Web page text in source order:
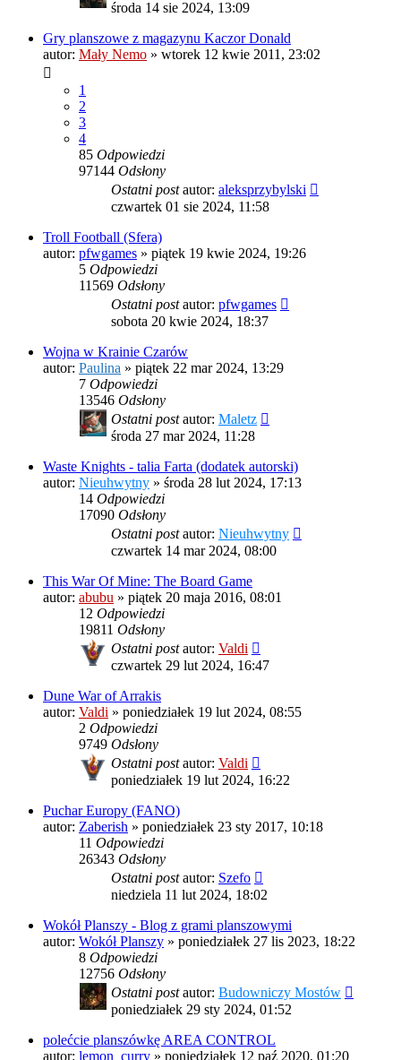
środa 14 sie 2024, 13:09
Gry planszowe z magazynu Kaczor Donald
autor: Mały Nemo » wtorek 12 kwie 2011, 23:02
1
2
3
4
85 Odpowiedzi
97144 Odsłony
Ostatni postautor: aleksprzybylski
czwartek 01 sie 2024, 11:58
Troll Football (Sfera)
autor: pfwgames » piątek 19 kwie 2024, 19:26
5 Odpowiedzi
11569 Odsłony
Ostatni postautor: pfwgames
sobota 20 kwie 2024, 18:37
Wojna w Krainie Czarów
autor: Paulina » piątek 22 mar 2024, 13:29
7 Odpowiedzi
13546 Odsłony
Ostatni postautor: Maletz
środa 27 mar 2024, 11:28
Waste Knights - talia Farta (dodatek autorski)
autor: Nieuhwytny » środa 28 lut 2024, 17:13
14 Odpowiedzi
17090 Odsłony
Ostatni postautor: Nieuhwytny
czwartek 14 mar 2024, 08:00
This War Of Mine: The Board Game
autor: abubu » piątek 20 maja 2016, 08:01
12 Odpowiedzi
19811 Odsłony
Ostatni postautor: Valdi
czwartek 29 lut 2024, 16:47
Dune War of Arrakis
autor: Valdi » poniedziałek 19 lut 2024, 08:55
2 Odpowiedzi
9749 Odsłony
Ostatni postautor: Valdi
poniedziałek 19 lut 2024, 16:22
Puchar Europy (FANO)
autor: Zaberish » poniedziałek 23 sty 2017, 10:18
11 Odpowiedzi
26343 Odsłony
Ostatni postautor: Szefo
niedziela 11 lut 2024, 18:02
Wokół Planszy - Blog z grami planszowymi
autor: Wokół Planszy » poniedziałek 27 lis 2023, 18:22
8 Odpowiedzi
12756 Odsłony
Ostatni postautor: Budowniczy Mostów
poniedziałek 29 sty 2024, 01:52
polećcie planszówkę AREA CONTROL
autor: lemon_curry » poniedziałek 12 paź 2020, 01:20